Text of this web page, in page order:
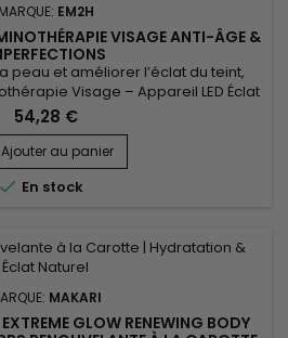
MARQUE: EM2H
VISAGE ANTI-ÂGE &
peau et améliorer l’éclat du teint,
Visage – Appareil LED Éclat
technologie LED et soin esthétique
stimule la microcirculation
cellulaire et aide à lisser
Utilisé régulièrement, ce...
54,28 €
Ajouter au panier
 En stock
MAKARI
GLOW RENEWING BODY